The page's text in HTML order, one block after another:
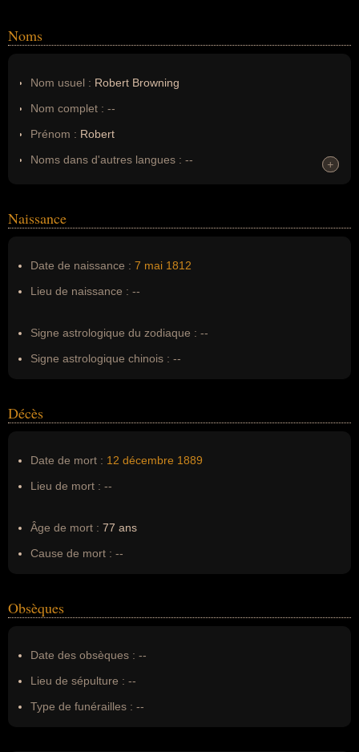
Noms
Nom usuel : Robert Browning
Nom complet : --
Prénom : Robert
Noms dans d'autres langues : --
Nom de famille :Browning
+
+
Naissance
Date de naissance : 7 mai 1812
Lieu de naissance : --
Signe astrologique du zodiaque : --
Signe astrologique chinois : --
Décès
Date de mort : 12 décembre 1889
Lieu de mort : --
Âge de mort : 77 ans
Cause de mort : --
Obsèques
Date des obsèques : --
Lieu de sépulture : --
Type de funérailles : --